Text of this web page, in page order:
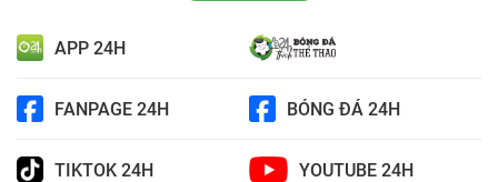
APP 24H
FANPAGE 24H BÓNG ĐÁ 24H
TIKTOK 24H YOUTUBE 24H